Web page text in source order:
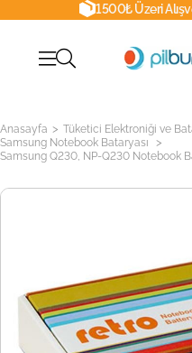
1500₺ Üzeri
Anasayfa > Tüketici Elektroniği ve
Samsung Notebook Bataryası >
Samsung Q230, NP-Q230 Notebook